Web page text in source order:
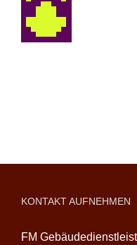
KONTAKT AUFNEHMEN
FM